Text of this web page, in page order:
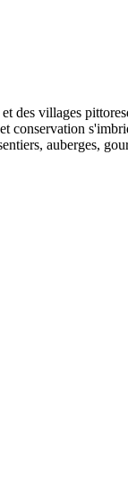
villages
auberges,